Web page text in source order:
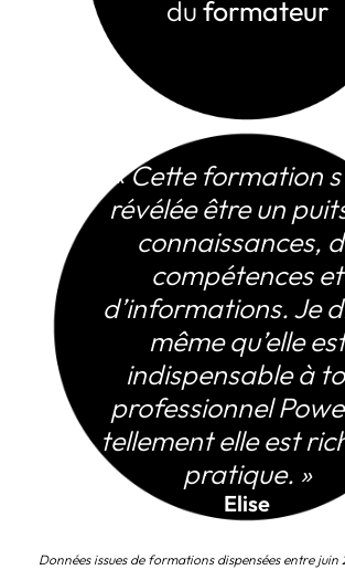
duformateur
« Cette formation
révélée être un
connaissances,
compétences et
d’informations. Je
même qu’elle est
indispensable à
professionnel
tellement elle est
pratique. »
Elise
Données issues de formations dispensées entre